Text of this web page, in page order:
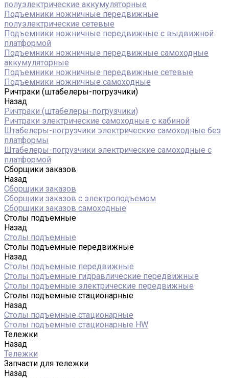
полуэлектрические аккумуляторные
Подъемники ножничные передвижные
полуэлектрические сетевые
Подъемники ножничные передвижные с выдвижной
платформой
Подъемники ножничные передвижные самоходные
аккумуляторные
Подъемники ножничные передвижные сетевые
Подъемники ножничные самоходные
Ричтраки (штабелеры-погрузчики)
Назад
Ричтраки (штабелеры-погрузчики)
Ричтраки электрические самоходные с кабиной
Штабелеры-погрузчики электрические самоходные без
платформы
Штабелеры-погрузчики электрические самоходные с
платформой
Сборщики заказов
Назад
Сборщики заказов
Сборщики заказов с электроподъемом
Сборщики заказов самоходные
Столы подъемные
Назад
Столы подъемные
Столы подъемные передвижные
Назад
Столы подъемные передвижные
Столы подъемные гидравлические передвижные
Столы подъемные электрические передвижные
Столы подъемные стационарные
Назад
Столы подъемные стационарные
Столы подъемные стационарные HW
Тележки
Назад
Тележки
Запчасти для тележки
Назад